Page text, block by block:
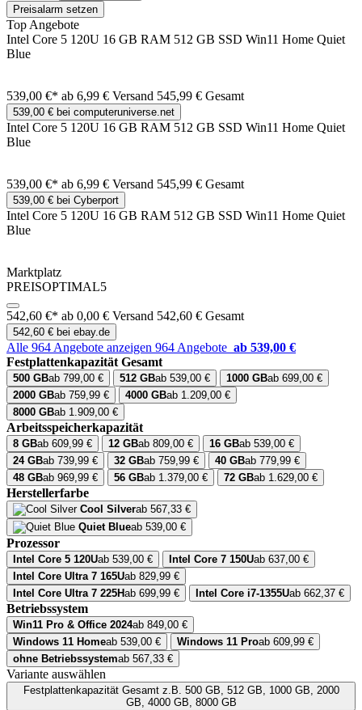
Preisalarm setzen
Top Angebote
Intel Core 5 120U 16 GB RAM 512 GB SSD Win11 Home Quiet
Blue
539,00 €* ab 6,99 € Versand 545,99 € Gesamt
539,00 € bei computeruniverse.net
Intel Core 5 120U 16 GB RAM 512 GB SSD Win11 Home Quiet
Blue
539,00 €* ab 6,99 € Versand 545,99 € Gesamt
539,00 € bei Cyberport
Intel Core 5 120U 16 GB RAM 512 GB SSD Win11 Home Quiet
Blue
Marktplatz
PREISOPTIMAL5
542,60 €* ab 0,00 € Versand 542,60 € Gesamt
542,60 € bei ebay.de
Alle 964 Angebote anzeigen 964 Angebote ab 539,00 €
Festplattenkapazität Gesamt
500 GBab 799,00 € 512 GBab 539,00 € 1000 GBab 699,00 €
2000 GBab 759,99 € 4000 GBab 1.209,00 €
8000 GBab 1.909,00 €
Arbeitsspeicherkapazität
8 GBab 609,99 € 12 GBab 809,00 € 16 GBab 539,00 €
24 GBab 739,99 € 32 GBab 759,99 € 40 GBab 779,99 €
48 GBab 969,99 € 56 GBab 1.379,00 € 72 GBab 1.629,00 €
Herstellerfarbe
Cool Silverab 567,33 €
Quiet Blueab 539,00 €
Prozessor
Intel Core 5 120Uab 539,00 € Intel Core 7 150Uab 637,00 €
Intel Core Ultra 7 165Uab 829,99 €
Intel Core Ultra 7 225Hab 699,99 € Intel Core i7-1355Uab 662,37 €
Betriebssystem
Win11 Pro & Office 2024ab 849,00 €
Windows 11 Homeab 539,00 € Windows 11 Proab 609,99 €
ohne Betriebssystemab 567,33 €
Variante auswählen
Festplattenkapazität Gesamtz.B. 500 GB, 512 GB, 1000 GB, 2000
GB, 4000 GB, 8000 GB